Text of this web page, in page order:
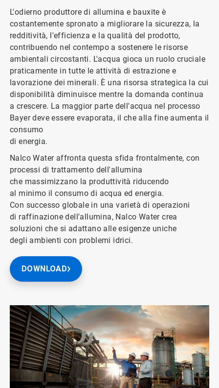
L'odierno produttore di allumina e bauxite è
costantemente spronato a migliorare la sicurezza, la
redditività, l'efficienza e la qualità del prodotto,
contribuendo nel contempo a sostenere le risorse
ambientali circostanti. L'acqua gioca un ruolo cruciale
praticamente in tutte le attività di estrazione e
lavorazione dei minerali. È una risorsa strategica la cui
disponibilità diminuisce mentre la domanda continua
a crescere. La maggior parte dell'acqua nel processo
Bayer deve essere evaporata, il che alla fine aumenta il
consumo
di energia.
Nalco Water affronta questa sfida frontalmente, con
processi di trattamento dell'allumina
che massimizzano la produttività riducendo
al minimo il consumo di acqua ed energia.
Con successo globale in una varietà di operazioni
di raffinazione dell'allumina, Nalco Water crea
soluzioni che si adattano alle esigenze uniche
degli ambienti con problemi idrici.
DOWNLOAD